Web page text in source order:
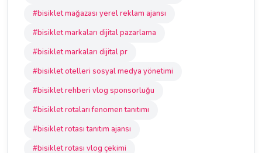
#bisiklet mağazası yerel reklam ajansı
#bisiklet markaları dijital pazarlama
#bisiklet markaları dijital pr
#bisiklet otelleri sosyal medya yönetimi
#bisiklet rehberi vlog sponsorluğu
#bisiklet rotaları fenomen tanıtımı
#bisiklet rotası tanıtım ajansı
#bisiklet rotası vlog çekimi